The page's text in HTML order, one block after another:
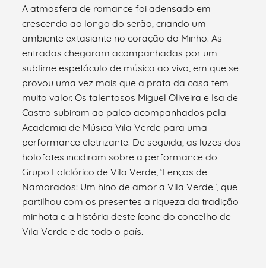
A atmosfera de romance foi adensado em
crescendo ao longo do serão, criando um
ambiente extasiante no coração do Minho. As
entradas chegaram acompanhadas por um
sublime espetáculo de música ao vivo, em que se
provou uma vez mais que a prata da casa tem
muito valor. Os talentosos Miguel Oliveira e Isa de
Castro subiram ao palco acompanhados pela
Academia de Música Vila Verde para uma
performance eletrizante. De seguida, as luzes dos
holofotes incidiram sobre a performance do
Grupo Folclórico de Vila Verde, ‘Lenços de
Namorados: Um hino de amor a Vila Verde!’, que
partilhou com os presentes a riqueza da tradição
minhota e a história deste ícone do concelho de
Vila Verde e de todo o país.